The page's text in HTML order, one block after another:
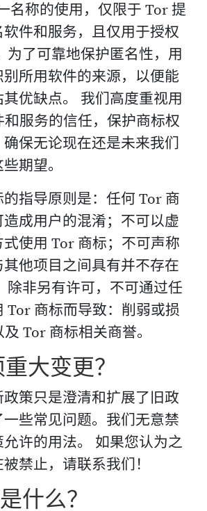
名称的使用，仅限于 Tor 提
件和服务，且仅用于授权
为了可靠地保护匿名性，用
所用软件的来源，以便能
优缺点。 我们高度重视用
和服务的信任，保护商标权
保无论现在还是未来我们
期望。
指导原则是：任何 Tor 商
成用户的混淆；不可以虚
使用 Tor 商标；不可声称
他项目之间具有并不存在
除非另有许可，不可通过任
Tor 商标而导致：削弱或损
Tor 商标相关商誉。
大变更？
策只是澄清和扩展了旧政
些常见问题。我们无意禁
许的用法。 如果您认为之
禁止，请联系我们！
什么？